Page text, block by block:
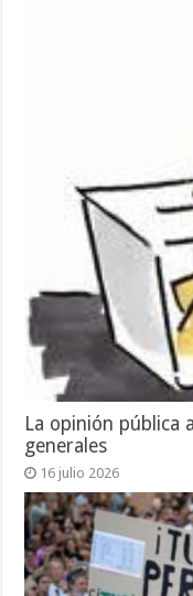
La opinión pública
generales
16 julio 2026